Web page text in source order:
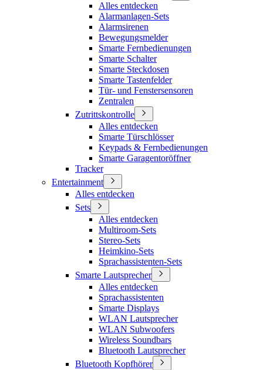
Alles entdecken
Alarmanlagen-Sets
Alarmsirenen
Bewegungsmelder
Smarte Fernbedienungen
Smarte Schalter
Smarte Steckdosen
Smarte Tastenfelder
Tür- und Fenstersensoren
Zentralen
Zutrittskontrolle
Alles entdecken
Smarte Türschlösser
Keypads & Fernbedienungen
Smarte Garagentoröffner
Tracker
Entertainment
Alles entdecken
Sets
Alles entdecken
Multiroom-Sets
Stereo-Sets
Heimkino-Sets
Sprachassistenten-Sets
Smarte Lautsprecher
Alles entdecken
Sprachassistenten
Smarte Displays
WLAN Lautsprecher
WLAN Subwoofers
Wireless Soundbars
Bluetooth Lautsprecher
Bluetooth Kopfhörer